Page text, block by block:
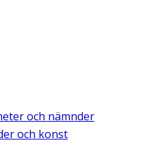
och nämnder
och konst